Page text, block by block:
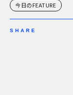
今日のFEATURE
SHARE